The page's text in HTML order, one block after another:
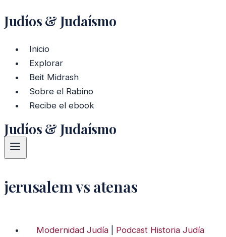
Saltar
contenido
Judíos & Judaísmo
Inicio
Explorar
Beit Midrash
Sobre el Rabino
Recibe el ebook
Judíos & Judaísmo
jerusalem vs atenas
Modernidad Judía
Podcast Historia Judía